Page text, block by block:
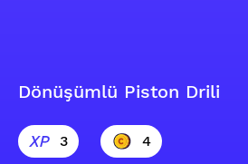
Dönüşümlü Piston Drili
3 4